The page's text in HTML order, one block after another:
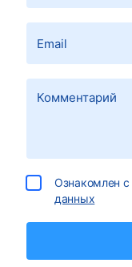
Ознакомлен с
данных